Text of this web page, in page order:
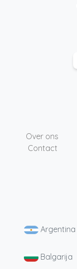
Over ons
Contact
Argentina
Balgarija